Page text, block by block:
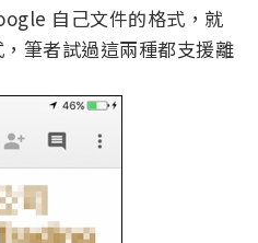
自己文件的格式，就
筆者試過這兩種都支援離